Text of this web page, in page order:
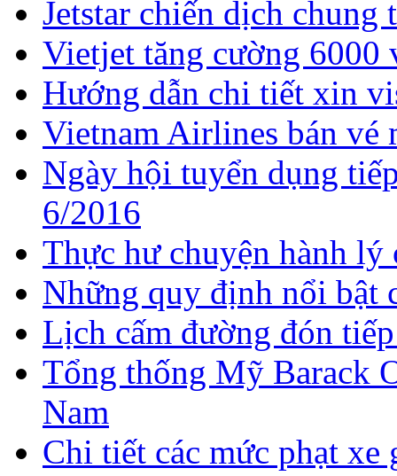
Jetstar chiến dịch chung
Vietjet tăng cường 6000
Hướng dẫn chi tiết xin
Vietnam Airlines bán vé
Ngày hội tuyển dụng
6/2016
Thực hư chuyện hành
Những quy định nổi bật
Lịch cấm đường đón
Tổng thống Mỹ Barack
Nam
Chi tiết các mức phạt xe